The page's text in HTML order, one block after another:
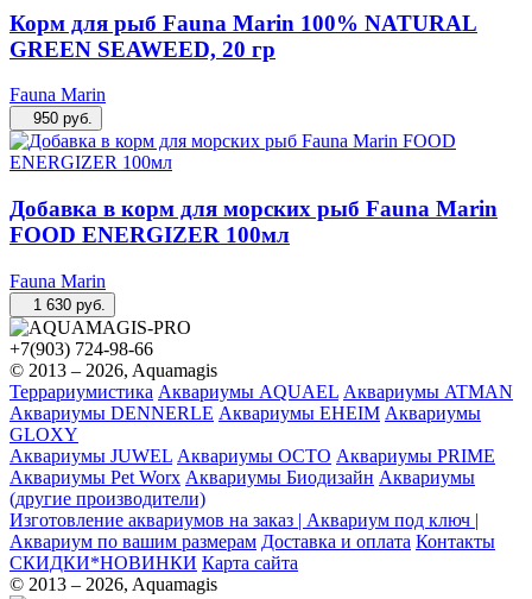
Корм для рыб Fauna Marin 100% NATURAL
GREEN SEAWEED, 20 гр
Fauna Marin
950 руб.
Добавка в корм для морских рыб Fauna Marin
FOOD ENERGIZER 100мл
Fauna Marin
1 630 руб.
+7(903) 724-98-66
© 2013 – 2026, Aquamagis
Террариумистика Аквариумы AQUAEL Аквариумы ATMAN
Аквариумы DENNERLE Аквариумы EHEIM Аквариумы
GLOXY
Аквариумы JUWEL Аквариумы OCTO Аквариумы PRIME
Аквариумы Pet Worx Аквариумы Биодизайн Аквариумы
(другие производители)
Изготовление аквариумов на заказ | Аквариум под ключ |
Аквариум по вашим размерам Доставка и оплата Контакты
СКИДКИ*НОВИНКИ Карта сайта
© 2013 – 2026, Aquamagis